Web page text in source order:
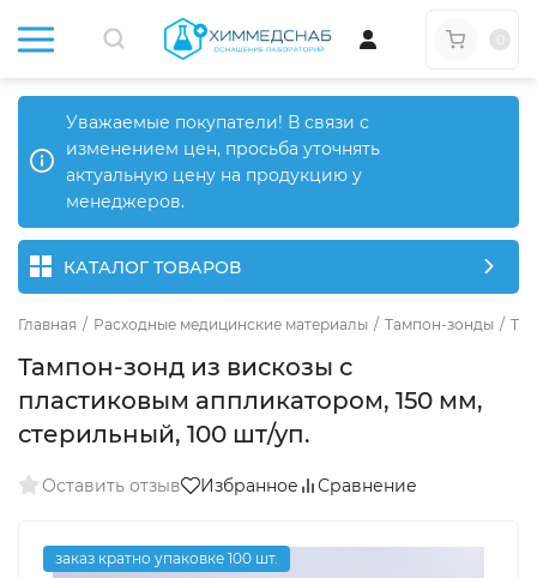
Уважаемые покупатели! В связи с
изменением цен, просьба уточнять
актуальную цену на продукцию у
менеджеров.
КАТАЛОГ ТОВАРОВ
Главная / Расходные медицинские материалы / Тампон-зонды /
Тампон-зонд из вискозы с
пластиковым аппликатором, 150 мм,
стерильный, 100 шт/уп.
Оставить отзыв Избранное Сравнение
заказ кратно упаковке 100 шт.